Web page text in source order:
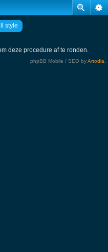
style
deze procedure af te ronden.
phpBB Mobile / SEO byArtodia